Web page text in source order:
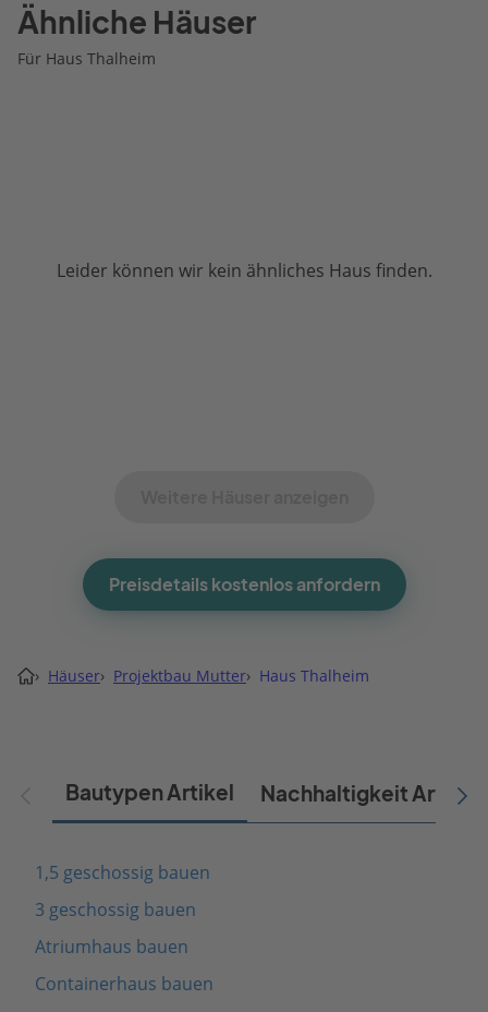
Ähnliche Häuser
Für Haus Thalheim
Leider können wir kein ähnliches Haus finden.
Preisdetails kostenlos anfordern
› Häuser› Projektbau Mutter› Haus Thalheim
Bautypen Artikel Nachhaltigkeit Artikel
1,5 geschossig bauen
3 geschossig bauen
Atriumhaus bauen
Containerhaus bauen